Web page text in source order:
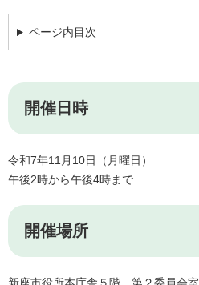
ページ内目次
開催日時
令和7年11月10日（月曜日）
午後2時から午後4時まで
開催場所